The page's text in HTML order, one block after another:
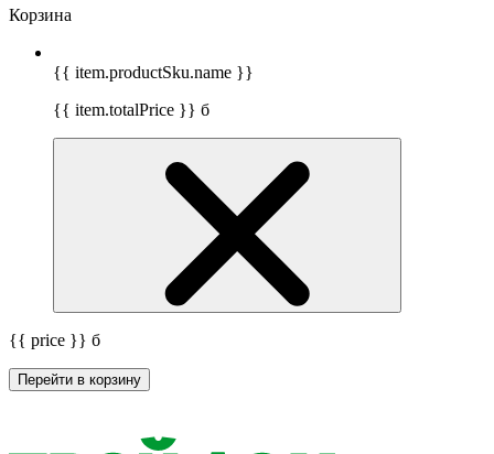
Корзина
{{ item.productSku.name }}
{{ item.totalPrice }} б
{{ price }} б
Перейти в корзину